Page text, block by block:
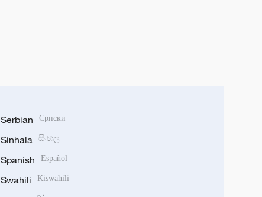
Serbian Српски
Sinhala සිංහල
Spanish Español
Swahili Kiswahili